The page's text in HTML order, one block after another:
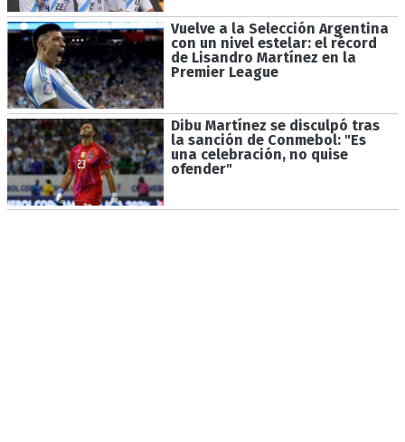
Vuelve a la Selección Argentina
con un nivel estelar: el récord
de Lisandro Martínez en la
Premier League
Dibu Martínez se disculpó tras
la sanción de Conmebol: "Es
una celebración, no quise
ofender"